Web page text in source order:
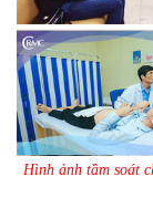
Hình ảnh tầm soát